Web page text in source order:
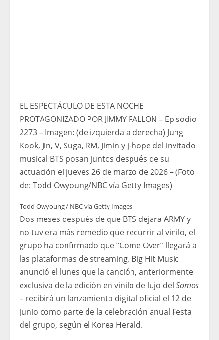
EL ESPECTÁCULO DE ESTA NOCHE
PROTAGONIZADO POR JIMMY FALLON – Episodio
2273 – Imagen: (de izquierda a derecha) Jung
Kook, Jin, V, Suga, RM, Jimin y j-hope del invitado
musical BTS posan juntos después de su
actuación el jueves 26 de marzo de 2026 – (Foto
de: Todd Owyoung/NBC vía Getty Images)
Todd Owyoung / NBC vía Getty Images
Dos meses después de que BTS dejara ARMY y
no tuviera más remedio que recurrir al vinilo, el
grupo ha confirmado que “Come Over” llegará a
las plataformas de streaming. Big Hit Music
anunció el lunes que la canción, anteriormente
exclusiva de la edición en vinilo de lujo del Somos
– recibirá un lanzamiento digital oficial el 12 de
junio como parte de la celebración anual Festa
del grupo, según el Korea Herald.